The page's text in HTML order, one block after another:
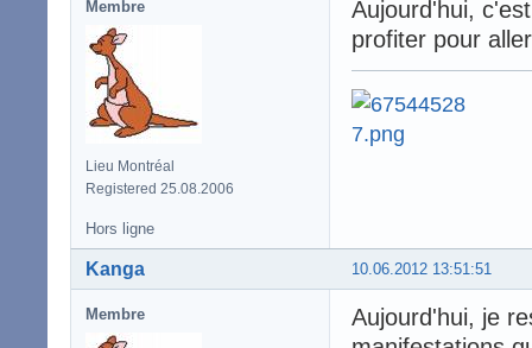
Membre
Lieu Montréal
Registered 25.08.2006
Aujourd'hui,
profiter pour
Hors ligne
10.06.2012 13:51:51
Kanga
Membre
Aujourd'hui, je